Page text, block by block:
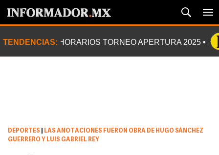
TENDENCIAS: HORARIOS TORNEO APERTURA 2025
DEPORTES
LAS ANOTACIONES FUERON OBRA DE HUGO SÁNCHEZ
GUERRERO Y LUIS GABRIEL REY